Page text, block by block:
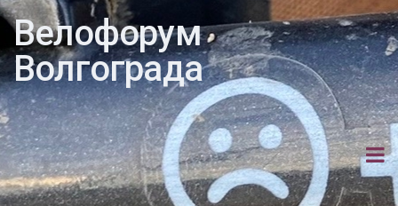
Велофорум
Волгограда